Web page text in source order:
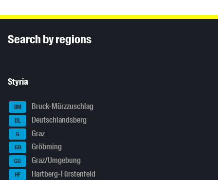
Search by regions
Styria
BM Bruck-Mürzzuschlag
DL Deutschlandsberg
G Graz
GB Gröbming
GU Graz/Umgebung
HF Hartberg-Fürstenfeld